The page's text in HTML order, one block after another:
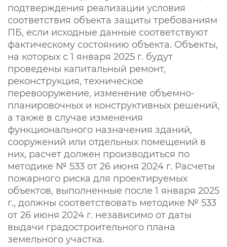
подтверждения реализации условия
соответствия объекта защиты требованиям
ПБ, если исходные данные соответствуют
фактическому состоянию объекта. Объекты,
на которых с 1 января 2025 г. будут
проведены капитальный ремонт,
реконструкция, техническое
перевооружение, изменение объемно-
планировочных и конструктивных решений,
а также в случае изменения
функционального назначения зданий,
сооружений или отдельных помещений в
них, расчет должен производиться по
методике № 533 от 26 июня 2024 г. Расчеты
пожарного риска для проектируемых
объектов, выполненные после 1 января 2025
г., должны соответствовать методике № 533
от 26 июня 2024 г. независимо от даты
выдачи градостроительного плана
земельного участка.